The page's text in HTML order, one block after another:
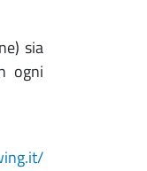
sia
ogni